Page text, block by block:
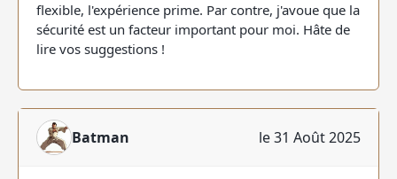
flexible, l'expérience prime. Par contre, j'avoue que la
sécurité est un facteur important pour moi. Hâte de
lire vos suggestions !
Batman le 31 Août 2025